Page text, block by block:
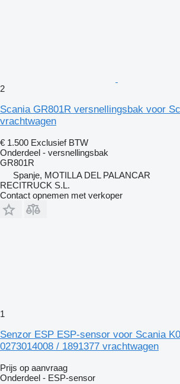
2
Scania GR801R versnellingsbak voor
vrachtwagen
€ 1.500 Exclusief BTW
Onderdeel - versnellingsbak
GR801R
Spanje, MOTILLA DEL PALANCAR
RECITRUCK S.L.
Contact opnemen met verkoper
1
Senzor ESP ESP-sensor voor Scania
0273014008 / 1891377 vrachtwagen
Prijs op aanvraag
Onderdeel - ESP-sensor